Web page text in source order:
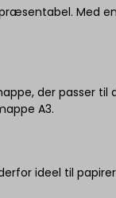
Med
der passer
A3.
ideel til